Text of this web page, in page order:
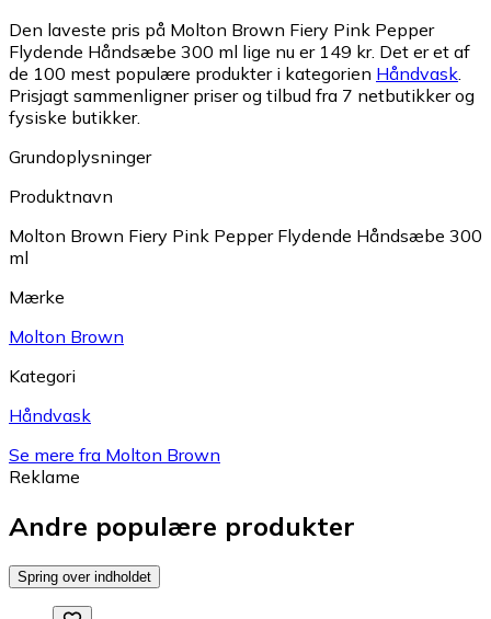
Den laveste pris på Molton Brown Fiery Pink Pepper
Flydende Håndsæbe 300 ml lige nu er 149 kr. Det er et af
de 100 mest populære produkter i kategorien Håndvask.
Prisjagt sammenligner priser og tilbud fra 7 netbutikker og
fysiske butikker.
Grundoplysninger
Produktnavn
Molton Brown Fiery Pink Pepper Flydende Håndsæbe 300
ml
Mærke
Molton Brown
Kategori
Håndvask
Se mere fra Molton Brown
Reklame
Andre populære produkter
Spring over indholdet